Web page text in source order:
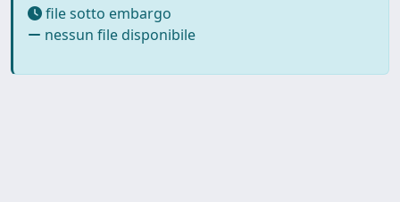
file sotto embargo
nessun file disponibile